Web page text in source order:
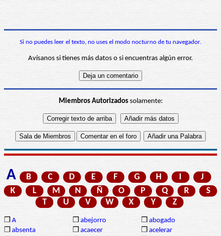
Si no puedes leer el texto, no uses el modo nocturno de tu navegador.
Avísanos si tienes más datos o si encuentras algún error.
Miembros Autorizadossolamente:
A B C D E F G H I
J
K
L M N Ñ O P Q R
S
T
U V W X Y Z
❒ A ❒ abejorro ❒ abogado
❒ absenta ❒ acaecer ❒ acelerar